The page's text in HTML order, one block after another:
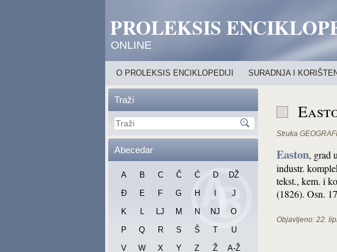
PROLEKSIS
ONLINE
O PROLEKSIS ENCIKLOPEDIJI SURADNJA I
Traži
Abecedar
A B C Č Ć D
DŽ
Đ
E F G H
J
K
L LJ M N NJ
O
P
Q R S Š T
U
V
W X Y Z Ž A-Ž
Struka
Easton, grad u
industr.
tekst., kem. i
(1826). Osn.
Objavljeno: 22.